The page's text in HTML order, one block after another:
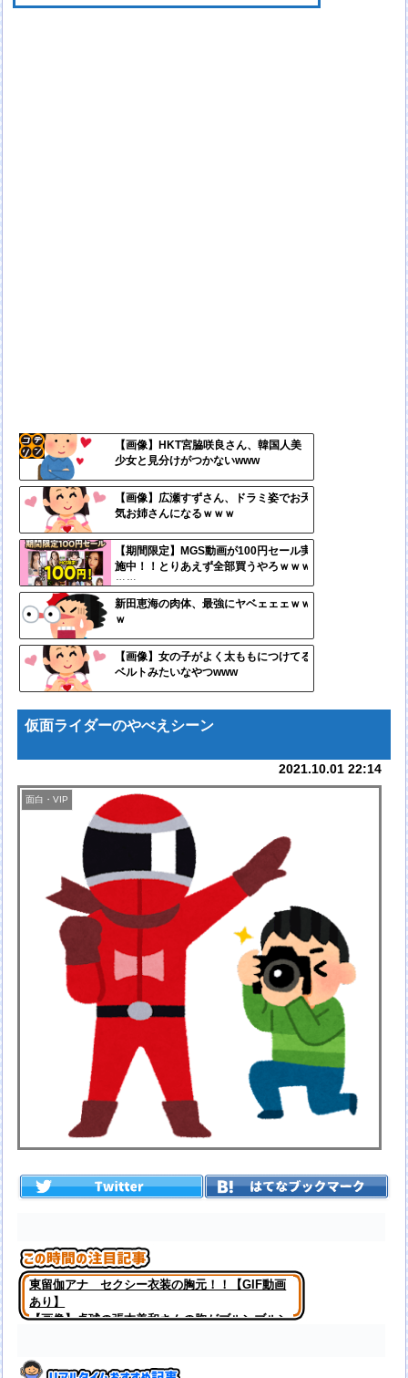
【画像】HKT宮脇咲良さん、韓国人美
少女と見分けがつかないwww
【画像】広瀬すずさん、ドラミ姿でお天
気お姉さんになるｗｗｗ
【期間限定】MGS動画が100円セール実
施中！！とりあえず全部買うやろｗｗｗ
ｗｗ
新田恵海の肉体、最強にヤベェェェｗｗ
ｗ
【画像】女の子がよく太ももにつけてる
ベルトみたいなやつwww
コテ
リン
定リ
ンク
更新
ツー
仮面ライダーのやべえシーン
2021.10.01 22:14
面白・VIP
東留伽アナ セクシー衣装の胸元！！【GIF動画
あり】
【画像】卓球の張本美和さんの胸がブルンブルン